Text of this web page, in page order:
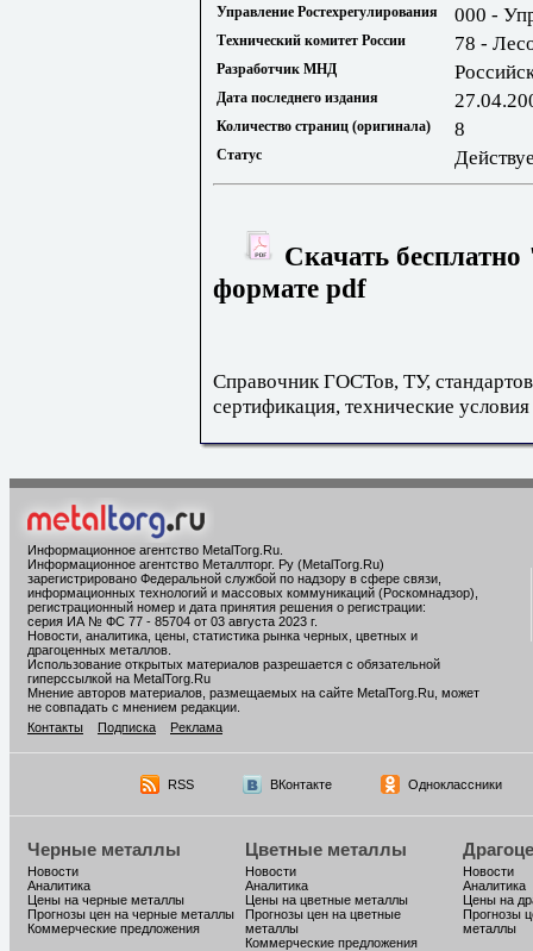
Управление Ростехрегулирования 000 -
Технический комитет России 78 -
Разработчик МНД
Дата последнего издания
Количество страниц (оригинала) 8
Статус
Скачать
формате pdf
Справочник ГОСТов, ТУ,
сертификация, технические условия
Информационное агентство MetalTorg.Ru
Информационное агентство Металлторг. Ру (MetalTorg.Ru)
зарегистрировано Федеральной службой по надзору в сфере связи,
информационных технологий и массовых коммуникаций (Роскомнадзор),
регистрационный номер и дата принятия решения о регистрации:
серия ИА № ФС 77 - 85704 от 03 августа 2023 г.
Новости, аналитика, цены, статистика рынка черных, цветных и
драгоценных металлов.
Использование открытых материалов разрешается с обязательной
гиперссылкой на MetalTorg.Ru
Мнение авторов материалов, размещаемых на сайте MetalTorg.Ru, может
не совпадать с мнением редакции.
Контакты
Подписка Реклама
RSS ВКонтакте Одноклассники
Черные металлы
Новости
Аналитика
Цены на черные металлы
Прогнозы цен на черные металлы
Коммерческие предложения
Цветные металлы
Новости
Аналитика
Цены на цветные металлы
Прогнозы цен на цветные
металлы
Коммерческие предложения
Новости
Аналитика
Цены на
Прогнозы
металлы